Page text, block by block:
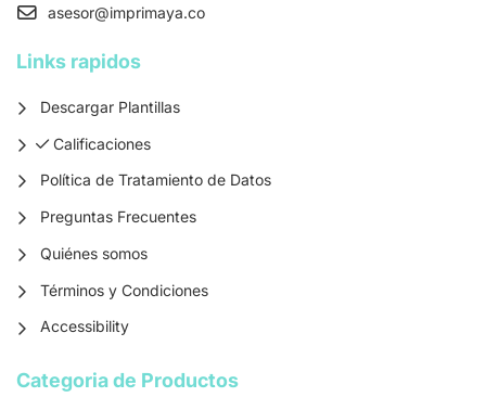
asesor@imprimaya.co
Links rapidos
Descargar Plantillas
Calificaciones
Calificaciones
Política de Tratamiento de Datos
Preguntas Frecuentes
Quiénes somos
Términos y Condiciones
Accessibility
Categoria de Productos